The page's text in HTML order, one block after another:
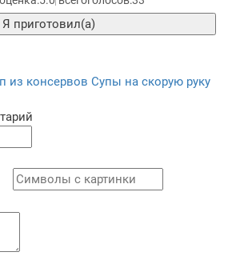
Я приготовил(а)
из консервов Супы на скорую руку